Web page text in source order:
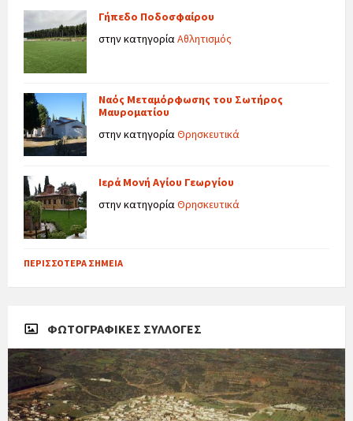
Γήπεδο Ποδοσφαίρου
στην κατηγορίαΑθλητισμός
Ναός Μεταμόρφωσης του Σωτήρος
Μαυροματίου
στην κατηγορίαΘρησκευτικά
Ιερά Μονή Αγίου Γεωργίου
στην κατηγορίαΘρησκευτικά
ΠΕΡΙΣΣΌΤΕΡΑ ΣΗΜΕΊΑ
ΦΩΤΟΓΡΑΦΙΚΈΣ ΣΥΛΛΟΓΈΣ